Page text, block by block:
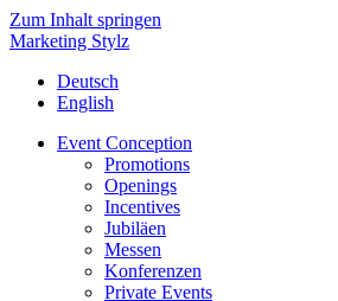
Zum Inhalt springen
Marketing Stylz
Deutsch
English
Event Conception
Promotions
Openings
Incentives
Jubiläen
Messen
Konferenzen
Private Events